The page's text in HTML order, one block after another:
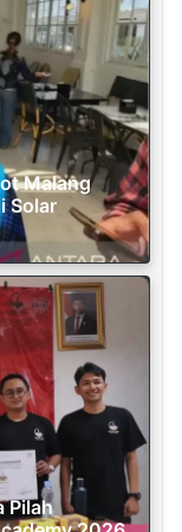
Malang
Solar
Pilah